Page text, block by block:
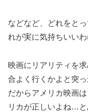
などなど、どれをと
れが実に気持ちいいわ
映画にリアリティを
合よく行くかよと突
だからアメリカ映画
リカが正しいよね…と